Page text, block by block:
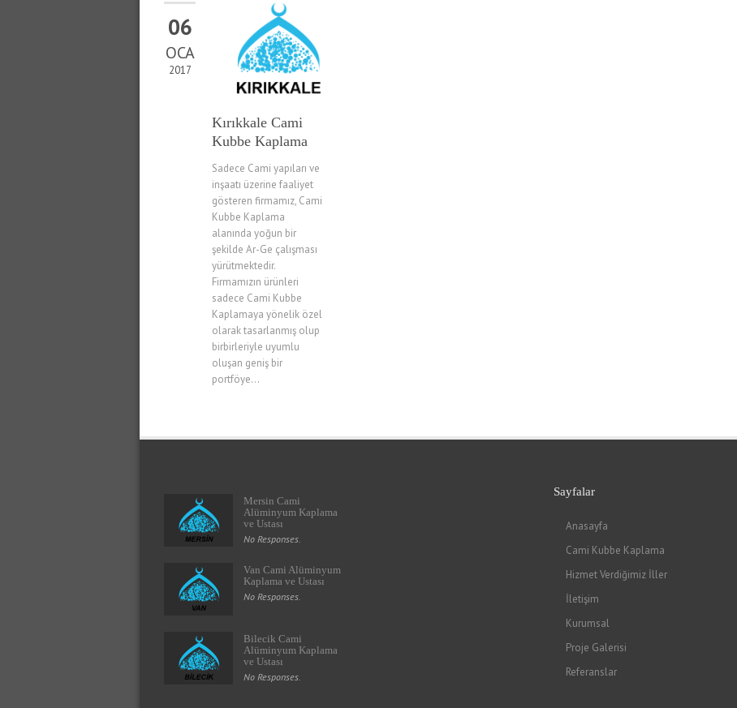
06
OCA
2017
Kırıkkale Cami
Kubbe Kaplama
Sadece Cami yapıları ve
inşaatı üzerine faaliyet
gösteren firmamız, Cami
Kubbe Kaplama
alanında yoğun bir
şekilde Ar-Ge çalışması
yürütmektedir.
Firmamızın ürünleri
sadece Cami Kubbe
Kaplamaya yönelik özel
olarak tasarlanmış olup
birbirleriyle uyumlu
oluşan geniş bir
portföye...
Mersin Cami
Alüminyum Kaplama
ve Ustası
No Responses.
Van Cami Alüminyum
Kaplama ve Ustası
No Responses.
Bilecik Cami
Alüminyum Kaplama
ve Ustası
No Responses.
Sayfalar
Anasayfa
Cami Kubbe Kaplama
Hizmet Verdiğimiz İller
İletişim
Kurumsal
Proje Galerisi
Referanslar